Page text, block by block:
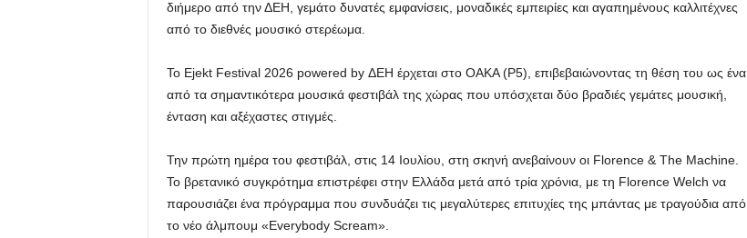
διήμερο από την ΔΕΗ, γεμάτο δυνατές εμφανίσεις, μοναδικές εμπειρίες και αγαπημένους καλλιτέχνες
από το διεθνές μουσικό στερέωμα.
Το Ejekt Festival 2026 powered by ΔΕΗ έρχεται στο ΟΑΚΑ (P5), επιβεβαιώνοντας τη θέση του ως ένα
από τα σημαντικότερα μουσικά φεστιβάλ της χώρας που υπόσχεται δύο βραδιές γεμάτες μουσική,
ένταση και αξέχαστες στιγμές.
Την πρώτη ημέρα του φεστιβάλ, στις 14 Ιουλίου, στη σκηνή ανεβαίνουν οι Florence & The Machine.
Το βρετανικό συγκρότημα επιστρέφει στην Ελλάδα μετά από τρία χρόνια, με τη Florence Welch να
παρουσιάζει ένα πρόγραμμα που συνδυάζει τις μεγαλύτερες επιτυχίες της μπάντας με τραγούδια από
το νέο άλμπουμ «Everybody Scream».